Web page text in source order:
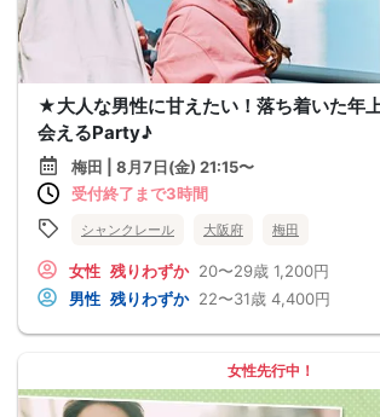
★大人な男性に甘えたい！落ち着いた年
会えるParty♪
梅田 | 8月7日(金) 21:15〜
受付終了まで3時間
シャンクレール 大阪府 梅田
女性 残りわずか 20〜29歳 1,200円
男性 残りわずか 22〜31歳 4,400円
女性先行中！